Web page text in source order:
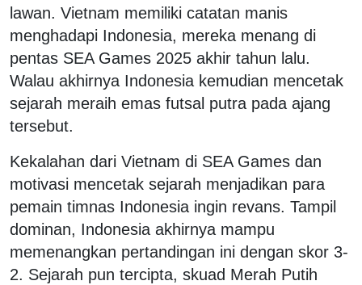
lawan. Vietnam memiliki catatan manis
menghadapi Indonesia, mereka menang di
pentas SEA Games 2025 akhir tahun lalu.
Walau akhirnya Indonesia kemudian mencetak
sejarah meraih emas futsal putra pada ajang
tersebut.
Kekalahan dari Vietnam di SEA Games dan
motivasi mencetak sejarah menjadikan para
pemain timnas Indonesia ingin revans. Tampil
dominan, Indonesia akhirnya mampu
memenangkan pertandingan ini dengan skor 3-
2. Sejarah pun tercipta, skuad Merah Putih